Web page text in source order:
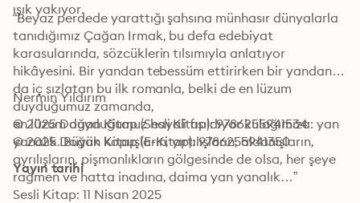
ışık yakıyor.
“Beyaz perdede yarattığı şahsına münhasır dünyalarla
tanıdığımız Çağan Irmak, bu defa edebiyat
karasularında, sözcüklerin tılsımıyla anlatıyor
hikâyesini. Bir yandan tebessüm ettirirken bir yandan
da iç sızlatan bu ilk romanla, belki de en lüzum
duyduğumuz zamanda,
en lüzum duyduğumuz hayali fısıldıyor kulağımıza: yan
yanalık. Büyük kopuşların, yırtılışların, aldanışların,
ayrılışların, pişmanlıkların gölgesinde de olsa, her şeye
rağmen ve hatta inadına, daima yan yanalık…”
Nermin Yıldırım
© 2025 Doğan Kitap (Sesli Kitap): 9786255941534
© 2025 Doğan Kitap (E-Kitap): 9786255941350
Yayın tarihi
Sesli Kitap: 11 Nisan 2025